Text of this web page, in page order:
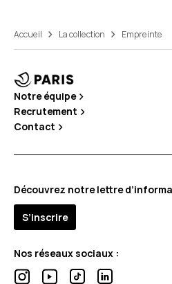
Accueil La collection Empreinte
Notre équipe
Recrutement
Contact
Découvrez notre lettre
S’inscrire
Nos réseaux sociaux :